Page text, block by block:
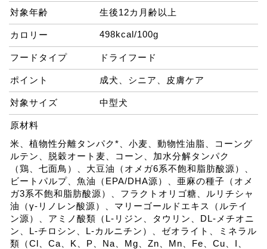
対象年齢 生後12カ月齢以上
カロリー 498kcal/100g
フードタイプ ドライフード
ポイント 成犬、シニア、皮膚ケア
対象サイズ 中型犬
原材料
米、植物性分離タンパク*、小麦、動物性油脂、コーング
ルテン、脱穀オート麦、コーン、加水分解タンパク
（鶏、七面鳥）、大豆油（オメガ6系不飽和脂肪酸源）、
ビートパルプ、魚油（EPA/DHA源）、亜麻の種子（オメ
ガ3系不飽和脂肪酸源）、フラクトオリゴ糖、ルリチシャ
油（γ-リノレン酸源）、マリーゴールドエキス（ルテイ
ン源）、アミノ酸類（L-リジン、タウリン、DL-メチオニ
ン、L-チロシン、L-カルニチン）、ゼオライト、ミネラル
類（Cl、Ca、K、P、Na、Mg、Zn、Mn、Fe、Cu、I、